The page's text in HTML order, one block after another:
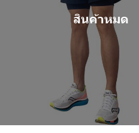
สินค้าหมด